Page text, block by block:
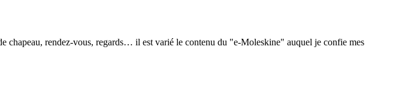
chapeau, rendez-vous, regards… il est varié le contenu du "e-Moleskine" auquel je confie mes